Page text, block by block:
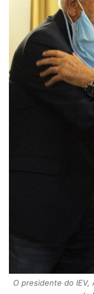
O presidente do IEV,